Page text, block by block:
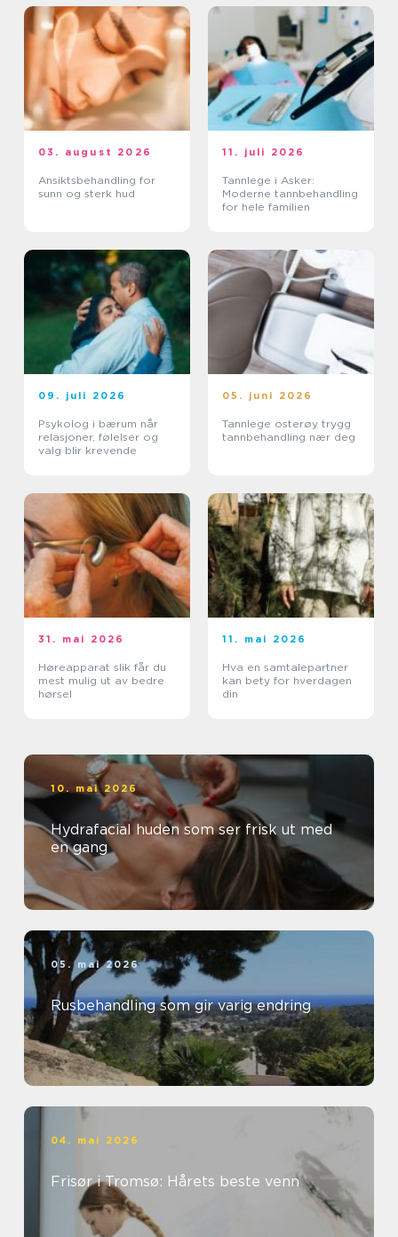
03. august 2026
Ansiktsbehandling for
sunn og sterk hud
11. juli 2026
Tannlege i Asker:
Moderne tannbehandling
for hele familien
09. juli 2026
Psykolog i bærum når
relasjoner, følelser og
valg blir krevende
05. juni 2026
Tannlege osterøy trygg
tannbehandling nær deg
31. mai 2026
Høreapparat slik får du
mest mulig ut av bedre
hørsel
11. mai 2026
Hva en samtalepartner
kan bety for hverdagen
din
10. mai 2026
Hydrafacial huden som ser frisk ut med
en gang
05. mai 2026
Rusbehandling som gir varig endring
04. mai 2026
Frisør i Tromsø: Hårets beste venn